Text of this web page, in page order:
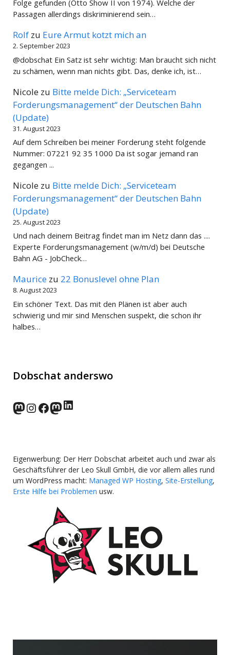
Folge gefunden (Otto Show II von 1974). Welche der
Passagen allerdings diskriminierend sein…
Rolf zu Eure Armut kotzt mich an
2. September 2023
@dobschat Ein Satz ist sehr wichtig: Man braucht sich nicht
zu schämen, wenn man nichts gibt. Das, denke ich, ist…
Nicole zu Bitte melde Dich: „Serviceteam
Forderungsmanagement“ der Deutschen Bahn
(Update)
31. August 2023
Auf dem Schreiben bei meiner Forderung steht folgende
Nummer: 07221 92 35 1000 Da ist sogar jemand ran
gegangen ...
Nicole zu Bitte melde Dich: „Serviceteam
Forderungsmanagement“ der Deutschen Bahn
(Update)
25. August 2023
Und nach deinem Beitrag findet man im Netz dann das ....
Experte Forderungsmanagement (w/m/d) bei Deutsche
Bahn AG - JobCheck…
Maurice zu 22 Bonuslevel ohne Plan
8. August 2023
Ein schöner Text. Das mit den Plänen ist aber auch
schwierig und mir sind Menschen suspekt, die schon ihr
halbes…
Dobschat anderswo
norden.social
Instagram
Facebook
wp-punks.social
LinkedIn
Eigenwerbung: Der Herr Dobschat arbeitet auch und zwar als
Geschäftsführer der Leo Skull GmbH, die vor allem alles rund
um WordPress macht: Managed WP Hosting, Site-Erstellung,
Erste Hilfe bei Problemen usw.